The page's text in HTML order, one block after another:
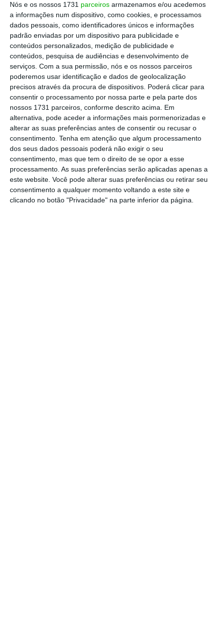
Nós e os nossos 1731 parceiros armazenamos e/ou acedemos
a informações num dispositivo, como cookies, e processamos
dados pessoais, como identificadores únicos e informações
padrão enviadas por um dispositivo para publicidade e
conteúdos personalizados, medição de publicidade e
conteúdos, pesquisa de audiências e desenvolvimento de
serviços. Com a sua permissão, nós e os nossos parceiros
poderemos usar identificação e dados de geolocalização
precisos através da procura de dispositivos. Poderá clicar para
consentir o processamento por nossa parte e pela parte dos
nossos 1731 parceiros, conforme descrito acima. Em
alternativa, pode aceder a informações mais pormenorizadas e
alterar as suas preferências antes de consentir ou recusar o
consentimento. Tenha em atenção que algum processamento
dos seus dados pessoais poderá não exigir o seu
consentimento, mas que tem o direito de se opor a esse
processamento. As suas preferências serão aplicadas apenas a
este website. Você pode alterar suas preferências ou retirar seu
consentimento a qualquer momento voltando a este site e
clicando no botão "Privacidade" na parte inferior da página.
encerradas 65 agências no último ano, em
linha com os 64 encerramentos registados
em 2017.
Paulo Macedo não vai ficar por aqui.
Atualmente, o banco do Estado conta com
7.675 colaboradores e 522 balcões, mas tem
de chegar a 2021 com menos de 6.650
trabalhadores e entre 470 e 490 balcões.Ou
seja, vai ter de cortar mais 1.000 postos de
trabalho e entre três a cinco dezenas agências
até lá.Ainda há 180 milhões de euros para
fazer face a reformas e pré-reformas nos
próximos anos, garantiu o presidente da CGD